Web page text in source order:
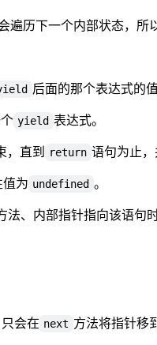
遍历下一个内部状态，所
后面的那个表达式的
yield 表达式。
，直到 return 语句为止
值为 undefined 。
法、内部指针指向该语句
会在 next 方法将指针移